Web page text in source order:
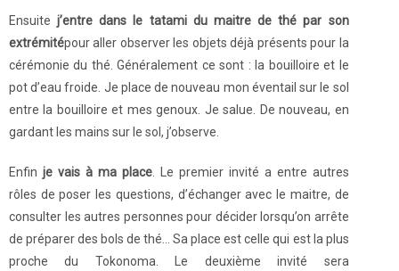
Ensuitej’entre dans le tatami du maitre de thé par son
extrémitépour aller observer les objets déjà présents pour la
cérémonie du thé. Généralement ce sont : la bouilloire et le
pot d’eau froide. Je place de nouveau mon éventail sur le sol
entre la bouilloire et mes genoux. Je salue. De nouveau, en
gardant les mains sur le sol, j’observe.
Enfin je vais à ma place. Le premier invité a entre autres
rôles de poser les questions, d’échanger avec le maitre, de
consulter les autres personnes pour décider lorsqu’on arrête
de préparer des bols de thé… Sa place est celle qui est la plus
proche du Tokonoma. Le deuxième invité sera